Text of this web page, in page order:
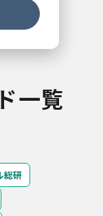
一覧
総研